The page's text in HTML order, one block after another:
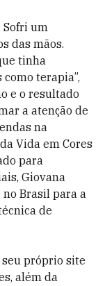
Sofri um
das mãos.
tinha
terapia”,
e o resultado
a atenção de
na
Vida em Cores
para
Giovana
Brasil para a
de
próprio site
além da